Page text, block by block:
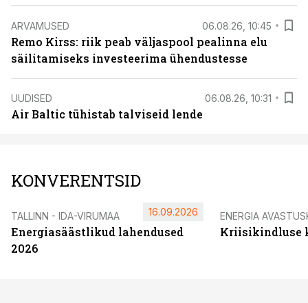
ARVAMUSED 06.08.26, 10:45
Remo Kirss: riik peab väljaspool pealinna elu
säilitamiseks investeerima ühendustesse
UUDISED 06.08.26, 10:31
Air Baltic tühistab talviseid lende
KONVERENTSID
TALLINN - IDA-VIRUMAA
Energiasäästlikud lahendused
2026
16.09.2026 ENERGIA
Kriisikindluse